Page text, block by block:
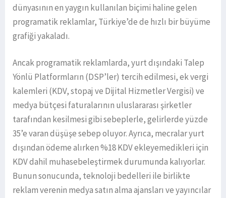
dünyasının en yaygın kullanılan biçimi haline gelen
programatik reklamlar, Türkiye’de de hızlı bir büyüme
grafiği yakaladı.
Ancak programatik reklamlarda, yurt dışındaki Talep
Yönlü Platformların (DSP’ler) tercih edilmesi, ek vergi
kalemleri (KDV, stopaj ve Dijital Hizmetler Vergisi) ve
medya bütçesi faturalarının uluslararası şirketler
tarafından kesilmesi gibi sebeplerle, gelirlerde yüzde
35’e varan düşüşe sebep oluyor. Ayrıca, mecralar yurt
dışından ödeme alırken %18 KDV ekleyemedikleri için
KDV dahil muhasebeleştirmek durumunda kalıyorlar.
Bunun sonucunda, teknoloji bedelleri ile birlikte
reklam verenin medya satın alma ajansları ve yayıncılar